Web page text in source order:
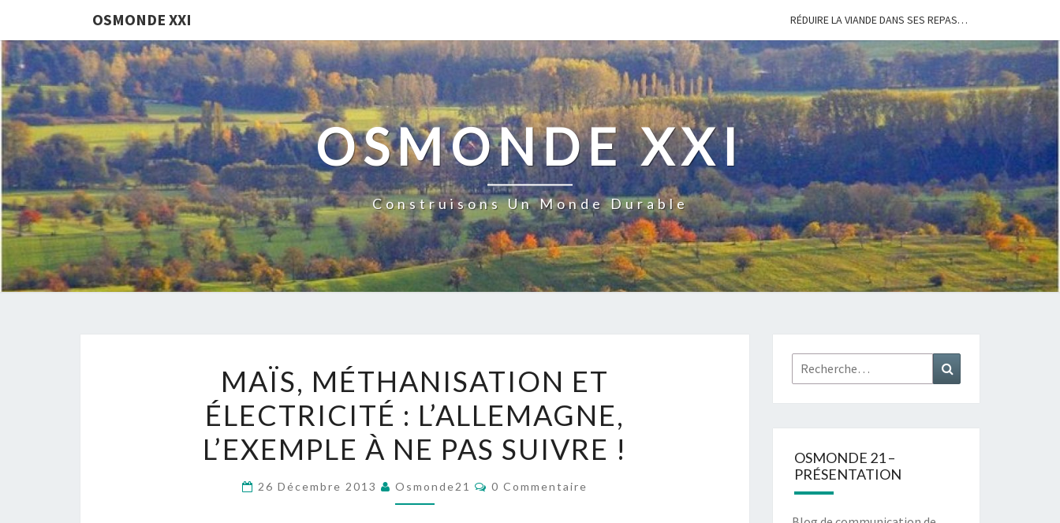
OSMONDE XXI RÉDUIRE LA VIANDE DANS SES REPAS…
OSMONDE XXI
Construisons Un Monde Durable
MÉTHANISATION
ET
ÉLECTRICITÉ
L’EXEMPLE
MAÏS, MÉTHANISATION ET
ÉLECTRICITÉ : L’ALLEMAGNE,
L’EXEMPLE À NE PAS SUIVRE !
26 Décembre 2013 Osmonde21 Commentaires
0 Commentaire
Rechercher :
OSMONDE 21 –
PRÉSENTATION